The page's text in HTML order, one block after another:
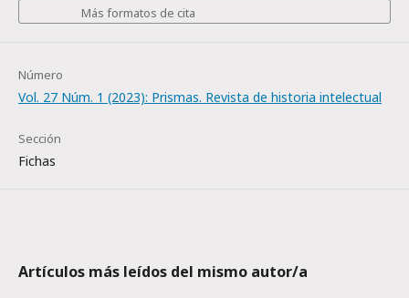
Más formatos de cita
Número
Vol. 27 Núm. 1 (2023): Prismas. Revista de historia intelectual
Sección
Fichas
Artículos más leídos del mismo autor/a